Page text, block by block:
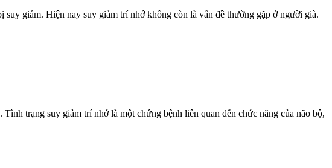
giảm. Hiện nay suy giảm trí nhớ không còn là vấn đề thường gặp ở người già.
trạng suy giảm trí nhớ là một chứng bệnh liên quan đến chức năng của não bộ,